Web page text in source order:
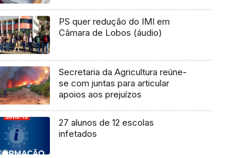
PS quer redução do IMI em
Câmara de Lobos (áudio)
Secretaria da Agricultura reúne-
se com juntas para articular
apoios aos prejuízos
27 alunos de 12 escolas
infetados